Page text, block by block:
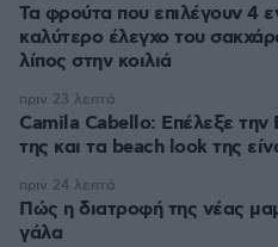
Τα φρούτα που επιλέγουν 4
καλύτερο έλεγχο του
λίπος στην κοιλιά
Camila Cabello: Επέλεξε την
της και τα beach look της
πριν 23 λεπτά
Πώς η διατροφή της νέας
γάλα
πριν 24 λεπτά